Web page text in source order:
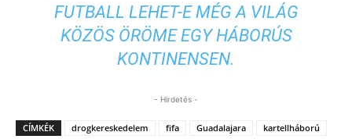
FUTBALL LEHET-E MÉG A VILÁG
KÖZÖS ÖRÖME EGY HÁBORÚS
KONTINENSEN.
- Hirdetés -
CÍMKÉK drogkereskedelem fifa Guadalajara
kartellháború